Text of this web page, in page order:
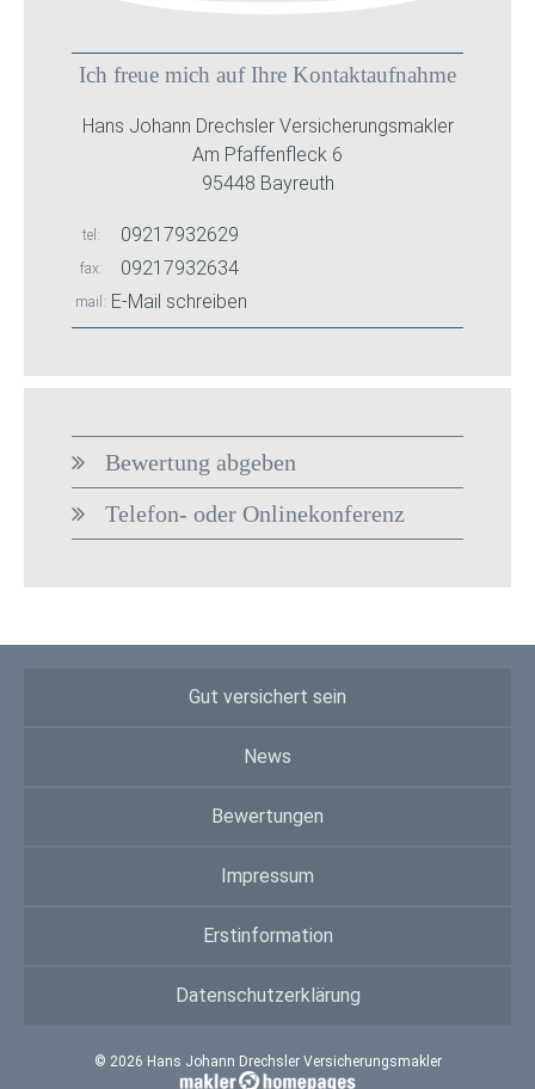
Ich freue mich auf Ihre Kontaktaufnahme
Hans Johann Drechsler Versicherungsmakler
Am Pfaffenfleck 6
95448 Bayreuth
tel 09217932629
fax 09217932634
mail E-Mail schreiben
Bewertung abgeben
Telefon- oder Onlinekonferenz
Gut versichert sein
News
Bewertungen
Impressum
Erstinformation
Datenschutzerklärung
© 2026 Hans Johann Drechsler Versicherungsmakler